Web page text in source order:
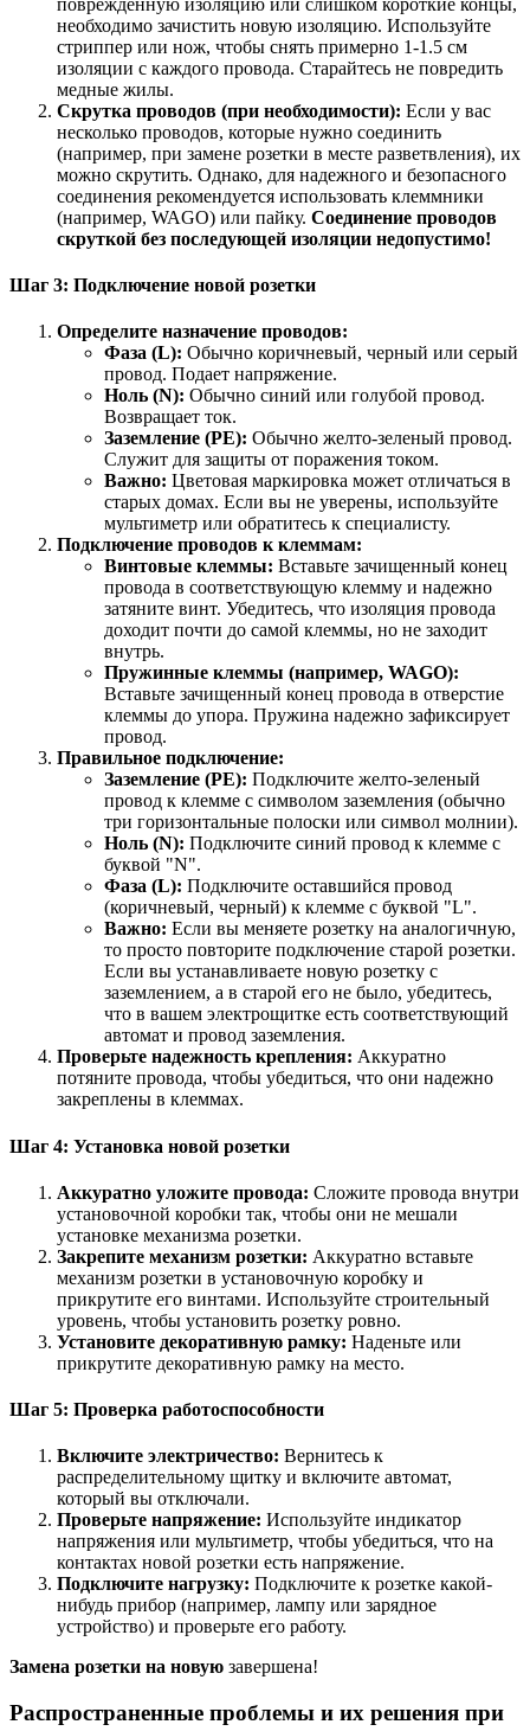
необходимо зачистить новую изоляцию. Используйте
стриппер или нож, чтобы снять примерно 1-1.5 см
изоляции с каждого провода. Старайтесь не повредить
медные жилы.
Скрутка проводов (при необходимости): Если у вас
несколько проводов, которые нужно соединить
(например, при замене розетки в месте разветвления), их
можно скрутить. Однако, для надежного и безопасного
соединения рекомендуется использовать клеммники
(например, WAGO) или пайку. Соединение проводов
скруткой без последующей изоляции недопустимо!
Шаг 3: Подключение новой розетки
Определите назначение проводов:
Фаза (L): Обычно коричневый, черный или серый
провод. Подает напряжение.
Ноль (N): Обычно синий или голубой провод.
Возвращает ток.
Заземление (PE): Обычно желто-зеленый провод.
Служит для защиты от поражения током.
Важно: Цветовая маркировка может отличаться в
старых домах. Если вы не уверены, используйте
мультиметр или обратитесь к специалисту.
Подключение проводов к клеммам:
Винтовые клеммы: Вставьте зачищенный конец
провода в соответствующую клемму и надежно
затяните винт. Убедитесь, что изоляция провода
доходит почти до самой клеммы, но не заходит
внутрь.
Пружинные клеммы (например, WAGO):
Вставьте зачищенный конец провода в отверстие
клеммы до упора. Пружина надежно зафиксирует
провод.
Правильное подключение:
Заземление (PE): Подключите желто-зеленый
провод к клемме с символом заземления (обычно
три горизонтальные полоски или символ молнии).
Ноль (N): Подключите синий провод к клемме с
буквой "N".
Фаза (L): Подключите оставшийся провод
(коричневый, черный) к клемме с буквой "L".
Важно: Если вы меняете розетку на аналогичную,
то просто повторите подключение старой розетки.
Если вы устанавливаете новую розетку с
заземлением, а в старой его не было, убедитесь,
что в вашем электрощитке есть соответствующий
автомат и провод заземления.
Проверьте надежность крепления: Аккуратно
потяните провода, чтобы убедиться, что они надежно
закреплены в клеммах.
Шаг 4: Установка новой розетки
Аккуратно уложите провода: Сложите провода внутри
установочной коробки так, чтобы они не мешали
установке механизма розетки.
Закрепите механизм розетки: Аккуратно вставьте
механизм розетки в установочную коробку и
прикрутите его винтами. Используйте строительный
уровень, чтобы установить розетку ровно.
Установите декоративную рамку: Наденьте или
прикрутите декоративную рамку на место.
Шаг 5: Проверка работоспособности
Включите электричество: Вернитесь к
распределительному щитку и включите автомат,
который вы отключали.
Проверьте напряжение: Используйте индикатор
напряжения или мультиметр, чтобы убедиться, что на
контактах новой розетки есть напряжение.
Подключите нагрузку: Подключите к розетке какой-
нибудь прибор (например, лампу или зарядное
устройство) и проверьте его работу.
Замена розетки на новую завершена!
Распространенные проблемы и их решения при